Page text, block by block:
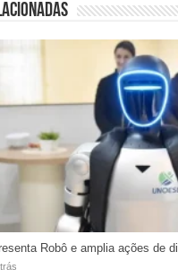
Robô e amplia ações de